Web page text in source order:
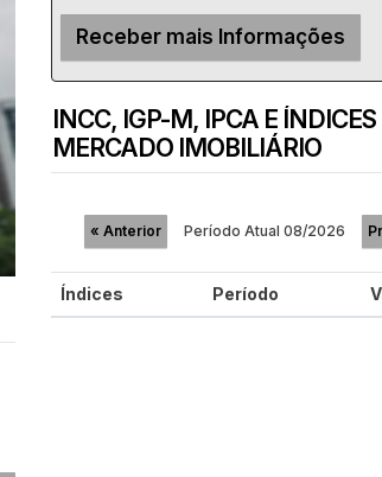
INCC, IGP-M, IPCA E ÍNDICES
MERCADO IMOBILIÁRIO
« Anterior Período Atual 08/2026
Índices Período